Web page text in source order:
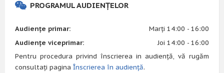
PROGRAMUL AUDIENȚELOR
Audiențe primar:
Marți 14:00 - 16:00
Audiențe viceprimar:
Joi 14:00 - 16:00
Pentru procedura privind înscrierea in audiență, vă rugăm
consultați pagina Înscrierea în audiență.